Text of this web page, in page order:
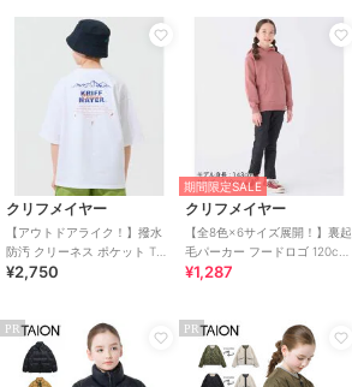
クリフメイヤー
【アウトドアライク！】撥水
防汚 クリーネス ポケット Tシ
ャツ 山 120cm～170cm
¥2,750
期間限定SALE
クリフメイヤー
【全8色×6サイズ展開！】裏起
毛パーカー フードロゴ 120cm
～170cm
¥1,287
PR PR